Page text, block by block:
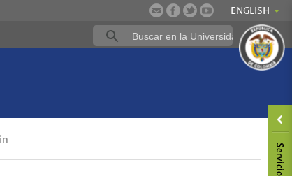
ENGLISH